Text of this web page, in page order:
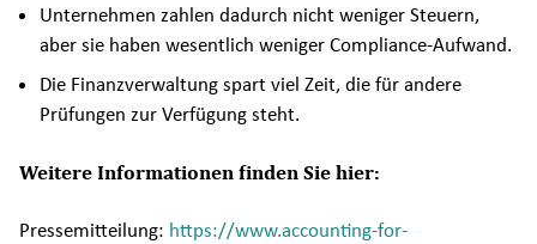
Unternehmen zahlen dadurch nicht weniger Steuern,
aber sie haben wesentlich weniger Compliance-Aufwand.
Die Finanzverwaltung spart viel Zeit, die für andere
Prüfungen zur Verfügung steht.
Weitere Informationen finden Sie hier:
Pressemitteilung: https://www.accounting-for-